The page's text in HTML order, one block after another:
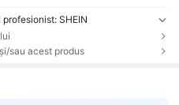
SHEIN
sau acest produs